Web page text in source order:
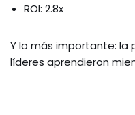
ROI: 2.8x
Y lo más importante: la
líderes aprendieron